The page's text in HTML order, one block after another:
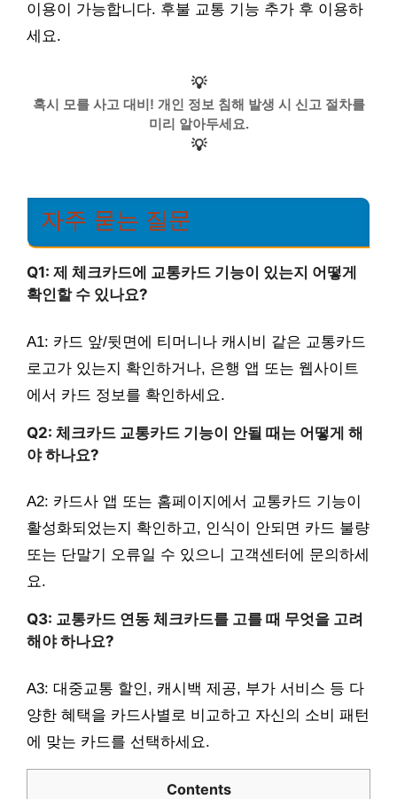
이용이 가능합니다. 후불 교통 기능 추가 후 이용하
세요.
💡
혹시 모를 사고 대비! 개인 정보 침해 발생 시 신고 절차를
미리 알아두세요.
💡
자주 묻는 질문
Q1: 제 체크카드에 교통카드 기능이 있는지 어떻게
확인할 수 있나요?
A1: 카드 앞/뒷면에 티머니나 캐시비 같은 교통카드
로고가 있는지 확인하거나, 은행 앱 또는 웹사이트
에서 카드 정보를 확인하세요.
Q2: 체크카드 교통카드 기능이 안될 때는 어떻게 해
야 하나요?
A2: 카드사 앱 또는 홈페이지에서 교통카드 기능이
활성화되었는지 확인하고, 인식이 안되면 카드 불량
또는 단말기 오류일 수 있으니 고객센터에 문의하세
요.
Q3: 교통카드 연동 체크카드를 고를 때 무엇을 고려
해야 하나요?
A3: 대중교통 할인, 캐시백 제공, 부가 서비스 등 다
양한 혜택을 카드사별로 비교하고 자신의 소비 패턴
에 맞는 카드를 선택하세요.
Contents